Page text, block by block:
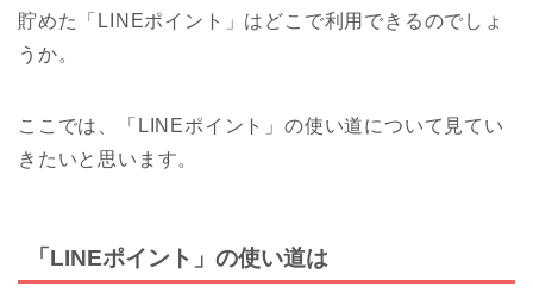
貯めた「LINEポイント」はどこで利用できるのでしょ
うか。
ここでは、「LINEポイント」の使い道について見てい
きたいと思います。
「LINEポイント」の使い道は